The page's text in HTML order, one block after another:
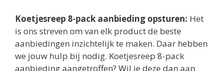
Koetjesreep 8-pack aanbieding opsturen: Het
is ons streven om van elk product de beste
aanbiedingen inzichtelijk te maken. Daar hebben
we jouw hulp bij nodig. Koetjesreep 8-pack
aanbieding aangetroffen? Wil je deze dan aan